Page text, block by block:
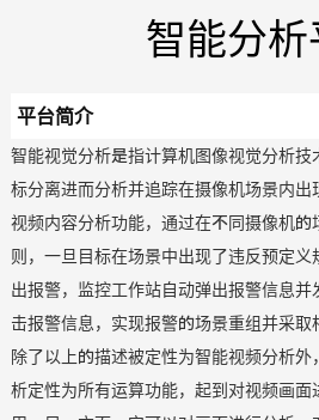
智能分析
平台简介
智能视觉分析是指计算机图像视觉分析技
标分离进而分析并追踪在摄像机场景内出
视频内容分析功能，通过在不同摄像机的
则，一旦目标在场景中出现了违反预定义
出报警，监控工作站自动弹出报警信息并
击报警信息，实现报警的场景重组并采取
除了以上的描述被定性为智能视频分析
析定性为所有运算功能，起到对视频画面